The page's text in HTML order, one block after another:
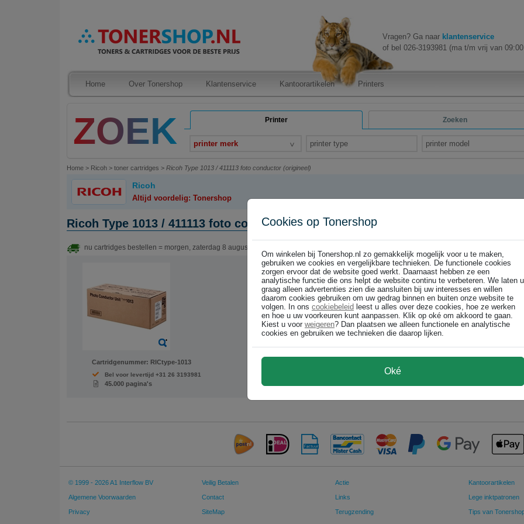
Vragen? Ga naar klantenservice
of bel 026-3193981 (ma t/m vrij van
Home Over Tonershop Klantenservice Kantoorartikelen Printers
Printer Zoeken
printer merk printer type printer model
Home > Ricoh > toner cartridges > Ricoh Type 1013 / 411113 foto conductor (origineel)
Ricoh
Altijd voordelig: Tonershop
Ricoh Type 1013 / 411113 foto conductor (origineel)
nu cartridges bestellen = morgen, zaterdag 8 augustus al bezorgd!
Cartridgenummer: RICtype-1013
Bel voor levertijd +31 26 3193981
45.000 pagina's
Ricoh type 1013 photoconductor unit origineel
Ricoh
€ 172,99
€ 142,97 excl p/st
In winkelwagen
© 1999 - 2026 A1 Interflow BV
Algemene Voorwaarden
Privacy
Veilig Betalen
Contact
SiteMap
Actie
Links
Terugzending
Kantoorartikelen
Lege inktpatronen
Tips van
Cookies op Tonershop
Om winkelen bij Tonershop.nl zo gemakkelijk mogelijk voor u te maken,
gebruiken we cookies en vergelijkbare technieken. De functionele cookies
zorgen ervoor dat de website goed werkt. Daarnaast hebben ze een
analytische functie die ons helpt de website continu te verbeteren. We laten u
graag alleen advertenties zien die aansluiten bij uw interesses en willen
daarom cookies gebruiken om uw gedrag binnen en buiten onze website te
volgen. In ons cookiebeleid leest u alles over deze cookies, hoe ze werken
en hoe u uw voorkeuren kunt aanpassen. Klik op oké om akkoord te gaan.
Kiest u voor weigeren? Dan plaatsen we alleen functionele en analytische
cookies en gebruiken we technieken die daarop lijken.
Oké